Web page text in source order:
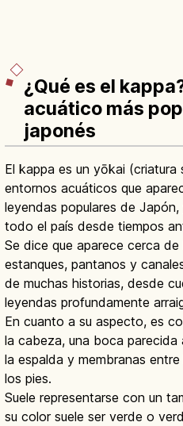
¿Qué es el
acuático más
japonés
El kappa es un yōkai
entornos acuáticos que
leyendas populares de
todo el país desde tiempos
Se dice que aparece cerca
estanques, pantanos y
de muchas historias, desde
leyendas profundamente
En cuanto a su aspecto, es
la cabeza, una boca parecida
la espalda y membranas
los pies.
Suele representarse con un
su color suele ser verde o